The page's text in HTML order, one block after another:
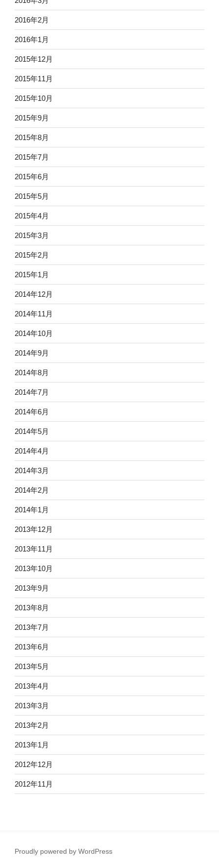
2016年2月
2016年1月
2015年12月
2015年11月
2015年10月
2015年9月
2015年8月
2015年7月
2015年6月
2015年5月
2015年4月
2015年3月
2015年2月
2015年1月
2014年12月
2014年11月
2014年10月
2014年9月
2014年8月
2014年7月
2014年6月
2014年5月
2014年4月
2014年3月
2014年2月
2014年1月
2013年12月
2013年11月
2013年10月
2013年9月
2013年8月
2013年7月
2013年6月
2013年5月
2013年4月
2013年3月
2013年2月
2013年1月
2012年12月
2012年11月
Proudly powered by WordPress